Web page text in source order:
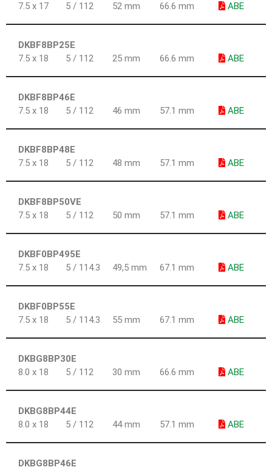
7.5 x 17
5 / 112 52 mm 66.6 mm ABE
DKBF8BP25E
7.5 x 18
5 / 112 25 mm 66.6 mm ABE
DKBF8BP46E
7.5 x 18
5 / 112 46 mm 57.1 mm ABE
DKBF8BP48E
7.5 x 18
5 / 112 48 mm 57.1 mm ABE
DKBF8BP50VE
7.5 x 18
5 / 112 50 mm 57.1 mm ABE
DKBF0BP495E
7.5 x 18
5 / 114.3 49,5 mm 67.1 mm ABE
DKBF0BP55E
7.5 x 18
5 / 114.3 55 mm 67.1 mm ABE
DKBG8BP30E
8.0 x 18
5 / 112 30 mm 66.6 mm ABE
DKBG8BP44E
8.0 x 18
5 / 112 44 mm 57.1 mm ABE
DKBG8BP46E